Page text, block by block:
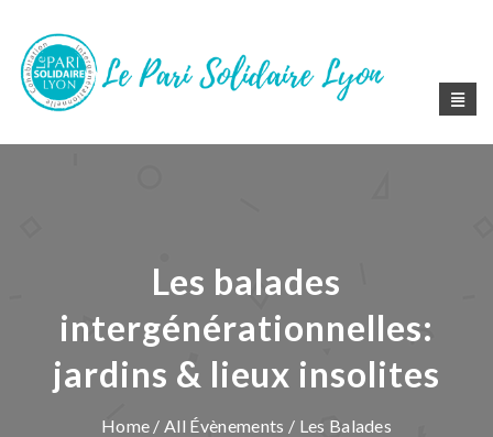
Les balades
intergénérationnelles:
jardins & lieux insolites
Home / All Évènements / Les Balades